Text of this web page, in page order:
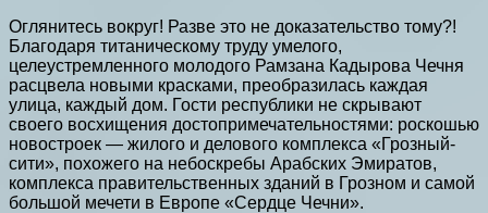
Оглянитесь вокруг! Разве это не доказательство тому?!
Благодаря титаническому труду умелого,
целеустремленного молодого Рамзана Кадырова Чечня
расцвела новыми красками, преобразилась каждая
улица, каждый дом. Гости республики не скрывают
своего восхищения достопримечательностями: роскошью
новостроек — жилого и делового комплекса «Грозный-
сити», похожего на небоскребы Арабских Эмиратов,
комплекса правительственных зданий в Грозном и самой
большой мечети в Европе «Сердце Чечни».